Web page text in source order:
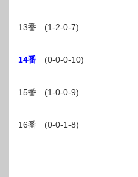
13番 (1-2-0-7)
14番 (0-0-0-10)
15番 (1-0-0-9)
16番 (0-0-1-8)